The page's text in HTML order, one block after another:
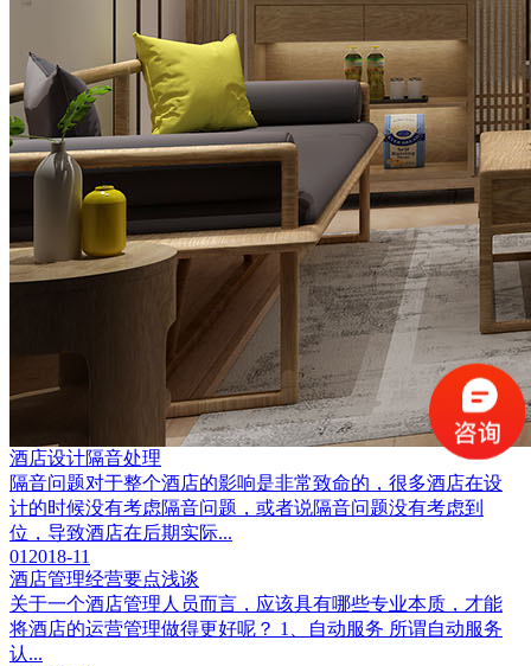
酒店设计隔音处理
隔音问题对于整个酒店的影响是非常致命的，很多酒店在设
计的时候没有考虑隔音问题，或者说隔音问题没有考虑到
位，导致酒店在后期实际...
01 2018-11
酒店管理经营要点浅谈
关于一个酒店管理人员而言，应该具有哪些专业本质，才能
将酒店的运营管理做得更好呢？ 1、自动服务 所谓自动服务
认...